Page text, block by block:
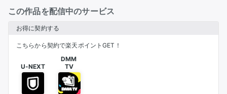
この作品を配信中のサービス
お得に契約する
こちらから契約で楽天ポイントGET！
U-NEXT
DMM
TV